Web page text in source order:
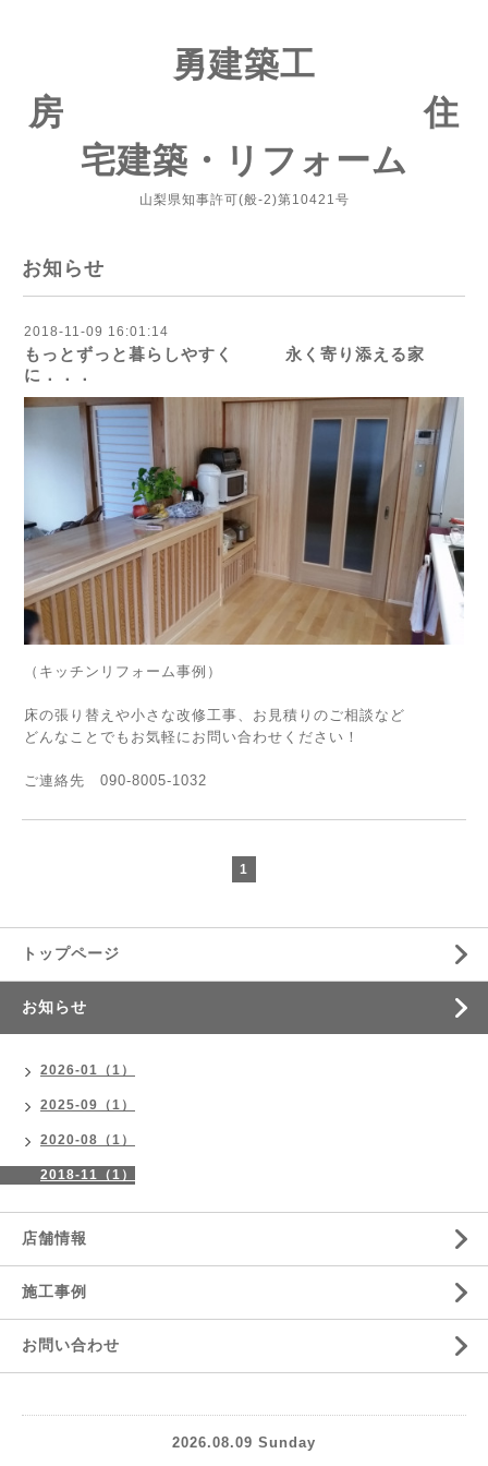
勇建築工
房 住
宅建築・リフォーム
山梨県知事許可(般-2)第10421号
お知らせ
2018-11-09 16:01:14
もっとずっと暮らしやすく 永く寄り添える家
に．．．
（キッチンリフォーム事例）
床の張り替えや小さな改修工事、お見積りのご相談など
どんなことでもお気軽にお問い合わせください！
ご連絡先 090-8005-1032
1
トップページ
お知らせ
2026-01（1）
2025-09（1）
2020-08（1）
2018-11（1）
店舗情報
施工事例
お問い合わせ
2026.08.09 Sunday